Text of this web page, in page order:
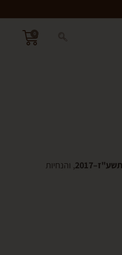
0
, והנחיות